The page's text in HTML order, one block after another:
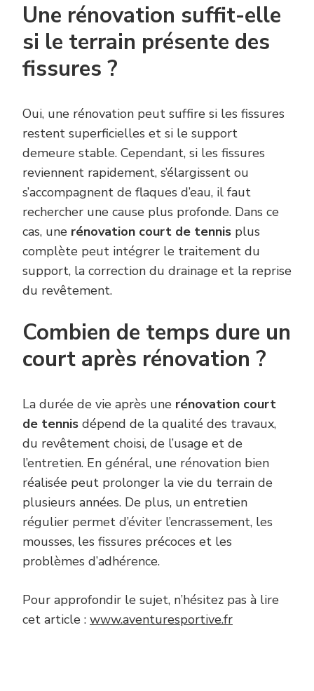
Une rénovation suffit-elle
si le terrain présente des
fissures ?
Oui, une rénovation peut suffire si les fissures
restent superficielles et si le support
demeure stable. Cependant, si les fissures
reviennent rapidement, s’élargissent ou
s’accompagnent de flaques d’eau, il faut
rechercher une cause plus profonde. Dans ce
cas, une rénovation court de tennis plus
complète peut intégrer le traitement du
support, la correction du drainage et la reprise
du revêtement.
Combien de temps dure un
court après rénovation ?
La durée de vie après une rénovation court
de tennis dépend de la qualité des travaux,
du revêtement choisi, de l’usage et de
l’entretien. En général, une rénovation bien
réalisée peut prolonger la vie du terrain de
plusieurs années. De plus, un entretien
régulier permet d’éviter l’encrassement, les
mousses, les fissures précoces et les
problèmes d’adhérence.
Pour approfondir le sujet, n’hésitez pas à lire
cet article : www.aventuresportive.fr